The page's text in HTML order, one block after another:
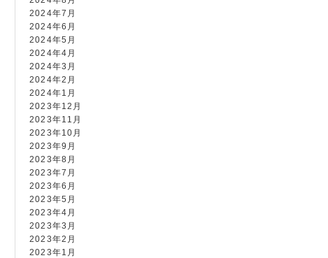
2024年7月
2024年6月
2024年5月
2024年4月
2024年3月
2024年2月
2024年1月
2023年12月
2023年11月
2023年10月
2023年9月
2023年8月
2023年7月
2023年6月
2023年5月
2023年4月
2023年3月
2023年2月
2023年1月